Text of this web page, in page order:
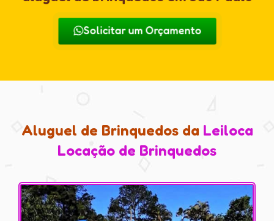
Solicitar um Orçamento
Aluguel de Brinquedos da Leiloca
Locação de Brinquedos